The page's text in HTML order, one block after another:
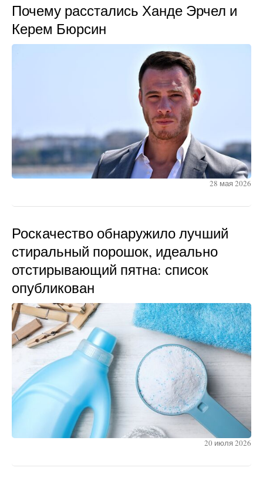
Почему расстались Ханде Эрчел и
Керем Бюрсин
28 мая 2026
Роскачество обнаружило лучший
стиральный порошок, идеально
отстирывающий пятна: список
опубликован
20 июля 2026